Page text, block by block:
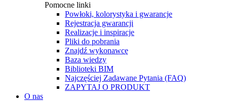
Pomocne linki
Powłoki, kolorystyka i gwarancje
Rejestracja gwarancji
Realizacje i inspiracje
Pliki do pobrania
Znajdź wykonawcę
Baza wiedzy
Biblioteki BIM
Najczęściej Zadawane Pytania (FAQ)
ZAPYTAJ O PRODUKT
O nas